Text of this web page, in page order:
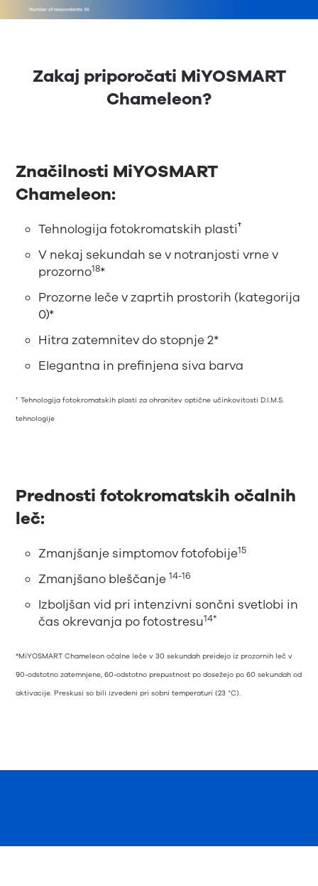
Zakaj priporočati MiYOSMART
Chameleon?
Značilnosti MiYOSMART
Chameleon:
Tehnologija fotokromatskih plasti†
V nekaj sekundah se v notranjosti vrne v
prozorno18*
Prozorne leče v zaprtih prostorih (kategorija
0)*
Hitra zatemnitev do stopnje 2*
Elegantna in prefinjena siva barva
† Tehnologija fotokromatskih plasti za ohranitev optične učinkovitosti D.I.M.S.
tehnologije
Prednosti fotokromatskih očalnih
leč:
Zmanjšanje simptomov fotofobije15
Zmanjšano bleščanje14-16
Izboljšan vid pri intenzivni sončni svetlobi in
čas okrevanja po fotostresu14*
*MiYOSMART Chameleon očalne leče v 30 sekundah preidejo iz prozornih leč v
90-odstotno zatemnjene, 60-odstotno prepustnost po dosežejo po 60 sekundah od
aktivacije. Preskusi so bili izvedeni pri sobni temperaturi (23 °C).